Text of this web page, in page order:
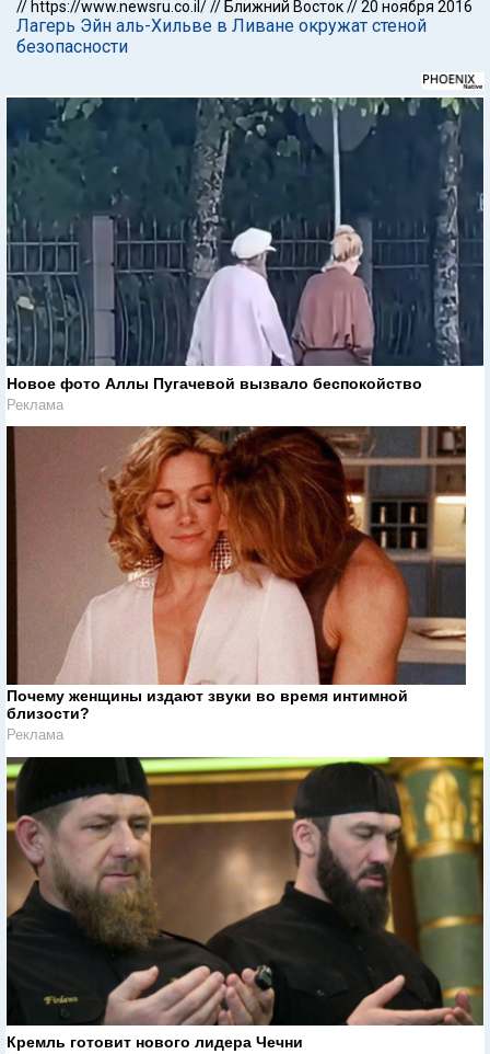
// https://www.newsru.co.il/// Ближний Восток//20 ноября 2016
Лагерь Эйн аль-Хильве в Ливане окружат стеной
безопасности
Новое фото Аллы Пугачевой вызвало беспокойство
Реклама
Почему женщины издают звуки во время интимной
близости?
Реклама
Кремль готовит нового лидера Чечни